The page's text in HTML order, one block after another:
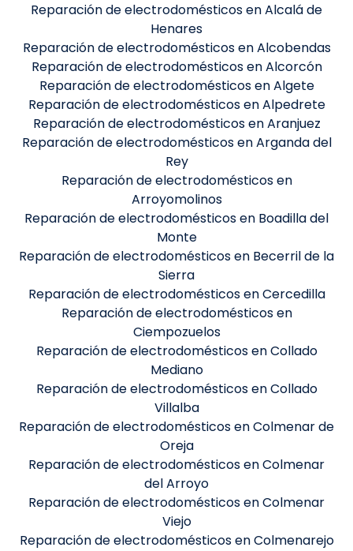
Reparación de electrodomésticos en Alcalá de
Henares
Reparación de electrodomésticos en Alcobendas
Reparación de electrodomésticos en Alcorcón
Reparación de electrodomésticos en Algete
Reparación de electrodomésticos en Alpedrete
Reparación de electrodomésticos en Aranjuez
Reparación de electrodomésticos en Arganda del
Rey
Reparación de electrodomésticos en
Arroyomolinos
Reparación de electrodomésticos en Boadilla del
Monte
Reparación de electrodomésticos en Becerril de la
Sierra
Reparación de electrodomésticos en Cercedilla
Reparación de electrodomésticos en
Ciempozuelos
Reparación de electrodomésticos en Collado
Mediano
Reparación de electrodomésticos en Collado
Villalba
Reparación de electrodomésticos en Colmenar de
Oreja
Reparación de electrodomésticos en Colmenar
del Arroyo
Reparación de electrodomésticos en Colmenar
Viejo
Reparación de electrodomésticos en Colmenarejo